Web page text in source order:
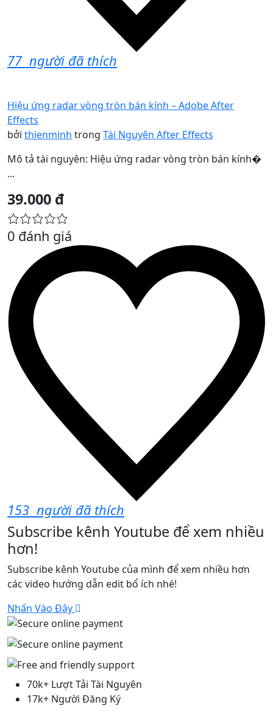
77 người đã thích
Hiệu ứng radar vòng tròn bán kính – Adobe After
Effects
bởi thienminh trong Tài Nguyên After Effects
Mô tả tài nguyên: Hiệu ứng radar vòng tròn bán kính�
...
39.000 đ
0 đánh giá
153 người đã thích
Subscribe kênh Youtube để xem nhiều
hơn!
Subscribe kênh Youtube của mình để xem nhiều hơn
các video hướng dẫn edit bổ ích nhé!
Nhấn Vào Đây
70k+ Lượt Tải Tài Nguyên
17k+ Người Đăng Ký